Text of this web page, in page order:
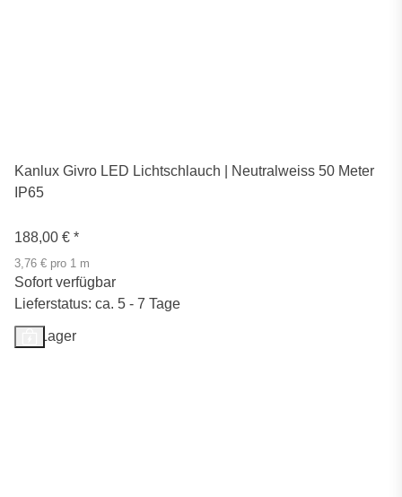
Kanlux Givro LED Lichtschlauch | Neutralweiss 50 Meter
IP65
188,00 € *
3,76 € pro 1 m
Sofort verfügbar
Lieferstatus: ca. 5 - 7 Tage
Auf Lager